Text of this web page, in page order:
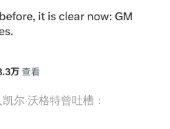
尔·沃格特曾吐槽：